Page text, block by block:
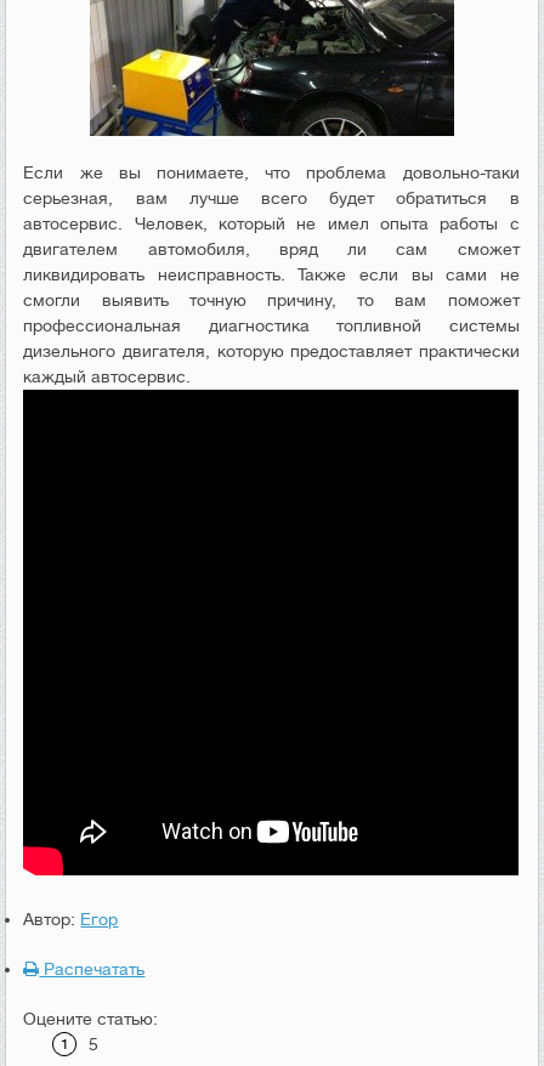
Если же вы понимаете, что проблема довольно-таки
серьезная, вам лучше всего будет обратиться в
автосервис. Человек, который не имел опыта работы с
двигателем автомобиля, вряд ли сам сможет
ликвидировать неисправность. Также если вы сами не
смогли выявить точную причину, то вам поможет
профессиональная диагностика топливной системы
дизельного двигателя, которую предоставляет практически
каждый автосервис.
Автор: Егор
Распечатать
Оцените статью:
5